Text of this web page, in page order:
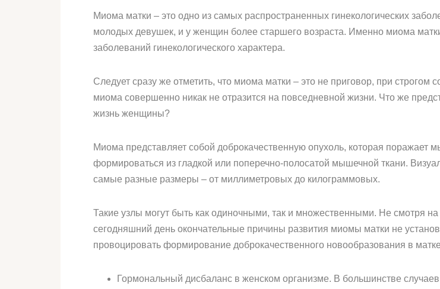
Миома матки – это одно из самых распространенных гинекологических
молодых девушек, и у женщин более старшего возраста. Именно миома
заболеваний гинекологического характера.
Следует сразу же отметить, что миома матки – это не приговор, при
миома совершенно никак не отразится на повседневной жизни. Что же
жизнь женщины?
Миома представляет собой доброкачественную опухоль, которая
формироваться из гладкой или поперечно-полосатой мышечной ткани.
самые разные размеры – от миллиметровых до килограммовых.
Такие узлы могут быть как одиночными, так и множественными. Не смотря
сегодняшний день окончательные причины развития миомы матки не
провоцировать формирование доброкачественного новообразования в
Гормональный дисбаланс в женском организме. В большинстве